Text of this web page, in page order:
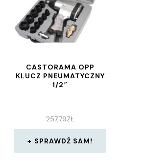
CASTORAMA OPP
KLUCZ PNEUMATYCZNY
1/2″
257,79ZŁ
SPRAWDŹ SAM!